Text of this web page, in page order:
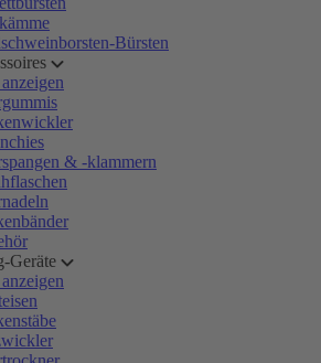
Bürsten
& -klammern
Geräte